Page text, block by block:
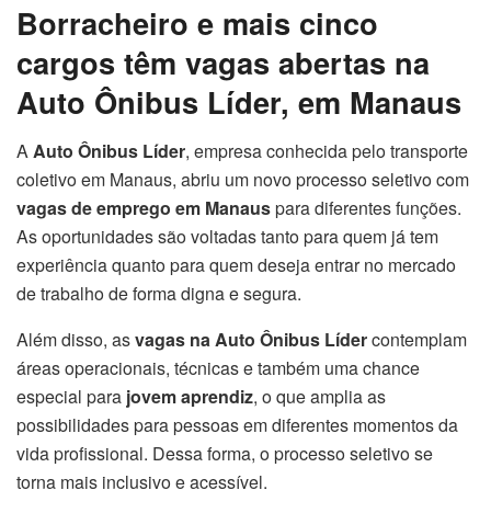
Borracheiro e mais cinco
cargos têm vagas abertas na
Auto Ônibus Líder, em Manaus
AAuto Ônibus Líder, empresa conhecida pelo transporte
coletivo em Manaus, abriu um novo processo seletivo com
vagas de emprego em Manauspara diferentes funções.
As oportunidades são voltadas tanto para quem já tem
experiência quanto para quem deseja entrar no mercado
de trabalho de forma digna e segura.
Além disso, asvagas na Auto Ônibus Lídercontemplam
áreas operacionais, técnicas e também uma chance
especial para jovem aprendiz, o que amplia as
possibilidades para pessoas em diferentes momentos da
vida profissional. Dessa forma, o processo seletivo se
torna mais inclusivo e acessível.